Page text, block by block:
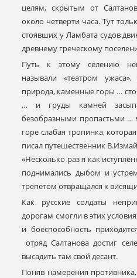
целям, скрытым от
около четверти часа. Тут
стоявших у Ламбата судов
древнему греческому
Путь к этому селению
называли «театром
природа, каменные горы …
… и груды камней
безобразными пропастьми …
горе слабая тропинка,
писал путешественник
«Несколько раз я как
поднимались дыбом и
трепетом отвращался к
Как русские солдаты
дорогам смогли в этих
и боеспособность
отряд Салтанова достиг
высадить там свой десант.
Поняв намерения